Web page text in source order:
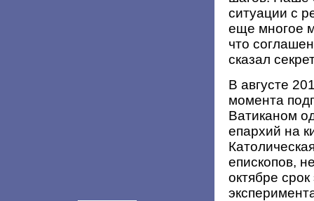
ситуации с
еще многое
что
сказал
В августе
момента
Ватиканом
епархий на
епископов,
октябре